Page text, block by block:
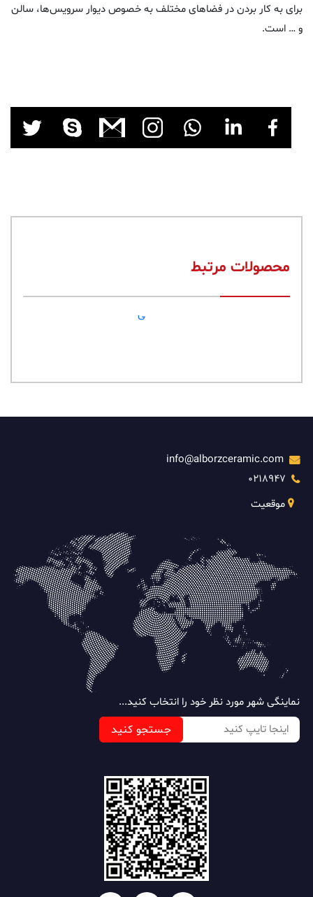
برای به کار بردن در فضاهای مختلف به خصوص دیوار سرویس‌ها، سالن
و … است.
محصولات مرتبط
info@alborzceramic.com
0218947
موقعیت
نماینگی شهر مورد نظر خود را انتخاب کنید...
جستجو کنید